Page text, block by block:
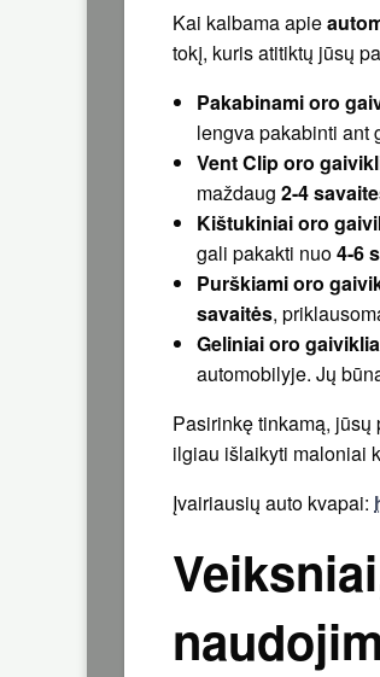
Kai kalbama apie
tokį, kuris atitiktų jūsų
Pakabinami oro
lengva pakabinti ant
Vent Clip oro
maždaug 2-4
Kištukiniai oro
gali pakakti nuo4-6
Purškiami oro
savaitės,
Geliniai oro
automobilyje. Jų
Pasirinkę tinkamą,
ilgiau išlaikyti maloniai
Įvairiausių auto kvapai: